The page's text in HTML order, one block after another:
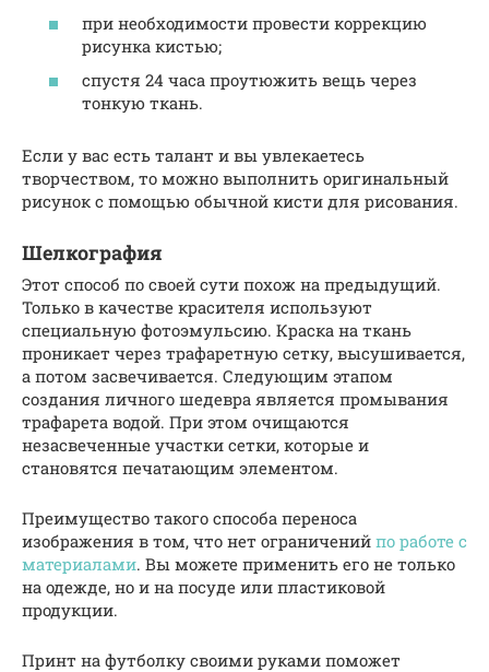
при необходимости провести коррекцию
рисунка кистью;
спустя 24 часа проутюжить вещь через
тонкую ткань.
Если у вас есть талант и вы увлекаетесь
творчеством, то можно выполнить оригинальный
рисунок с помощью обычной кисти для рисования.
Шелкография
Этот способ по своей сути похож на предыдущий.
Только в качестве красителя используют
специальную фотоэмульсию. Краска на ткань
проникает через трафаретную сетку, высушивается,
а потом засвечивается. Следующим этапом
создания личного шедевра является промывания
трафарета водой. При этом очищаются
незасвеченные участки сетки, которые и
становятся печатающим элементом.
Преимущество такого способа переноса
изображения в том, что нет ограничений по работе с
материалами. Вы можете применить его не только
на одежде, но и на посуде или пластиковой
продукции.
Принт на футболку своими руками поможет